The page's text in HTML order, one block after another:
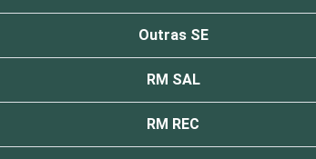
Outras SE
RM SAL
RM REC